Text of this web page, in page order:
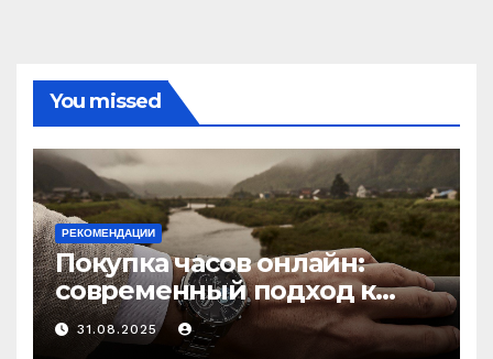
You missed
РЕКОМЕНДАЦИИ
Покупка часов онлайн:
современный подход к
выбору аксессуаров
31.08.2025